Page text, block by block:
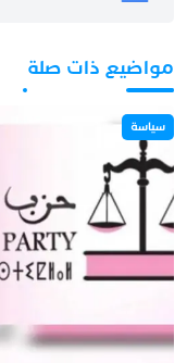
مواضيع ذات صلة
سياسة